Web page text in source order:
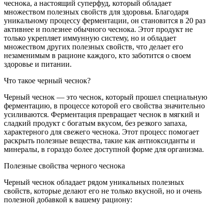
чеснока, а настоящий суперфуд, который обладает
множеством полезных свойств для здоровья. Благодаря
уникальному процессу ферментации, он становится в 20 раз
активнее и полезнее обычного чеснока. Этот продукт не
только укрепляет иммунную систему, но и обладает
множеством других полезных свойств, что делает его
незаменимым в рационе каждого, кто заботится о своем
здоровье и питании.
Что такое черный чеснок?
Черный чеснок — это чеснок, который прошел специальную
ферментацию, в процессе которой его свойства значительно
усиливаются. Ферментация превращает чеснок в мягкий и
сладкий продукт с богатым вкусом, без резкого запаха,
характерного для свежего чеснока. Этот процесс помогает
раскрыть полезные вещества, такие как антиоксиданты и
минералы, в гораздо более доступной форме для организма.
Полезные свойства черного чеснока
Черный чеснок обладает рядом уникальных полезных
свойств, которые делают его не только вкусной, но и очень
полезной добавкой к вашему рациону: